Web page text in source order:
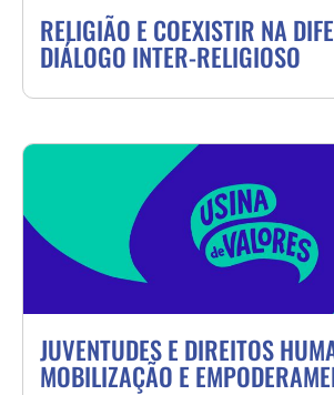
RELIGIÃO E COEXISTIR NA
DIÁLOGO INTER-RELIGIOSO
JUVENTUDES E DIREITOS
MOBILIZAÇÃO E